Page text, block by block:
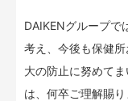
DAIKENグループで
考え、今後も保健
大の防止に努めて
は、何卒ご理解賜